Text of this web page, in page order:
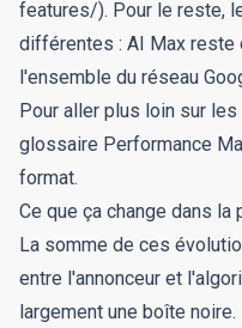
features/). Pour le reste,
différentes : AI Max reste
l'ensemble du réseau
Pour aller plus loin sur
glossaire Performance
format.
Ce que ça change dans la
La somme de ces
entre l'annonceur et
largement une boîte